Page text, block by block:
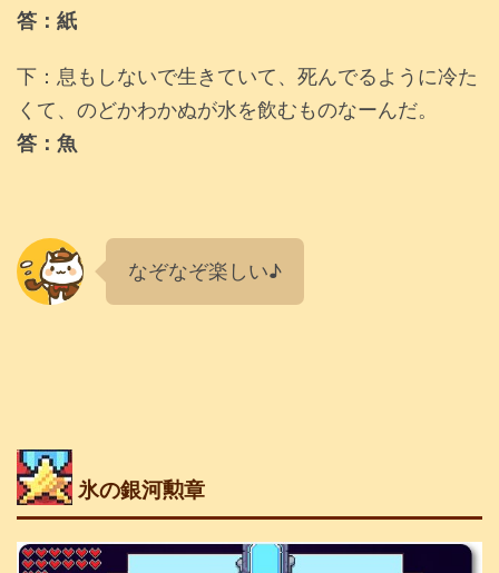
答：紙
下：息もしないで生きていて、死んでるように冷た
くて、のどかわかぬが水を飲むものなーんだ。
答：魚
なぞなぞ楽しい♪
氷の銀河勲章